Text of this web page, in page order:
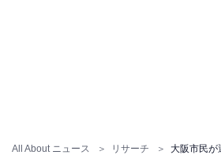
All About ニュース リサーチ